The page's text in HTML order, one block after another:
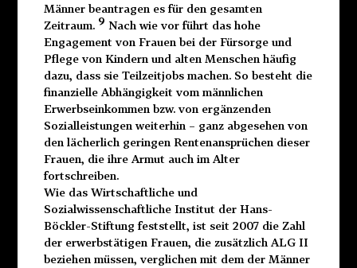
Männer beantragen es für den gesamten
Zeitraum. 9 Nach wie vor führt das hohe
Engagement von Frauen bei der Fürsorge und
Pflege von Kindern und alten Menschen häufig
dazu, dass sie Teilzeitjobs machen. So besteht die
finanzielle Abhängigkeit vom männlichen
Erwerbseinkommen bzw. von ergänzenden
Sozialleistungen weiterhin – ganz abgesehen von
den lächerlich geringen Rentenansprüchen dieser
Frauen, die ihre Armut auch im Alter
fortschreiben.
Wie das Wirtschaftliche und
Sozialwissenschaftliche Institut der Hans-
Böckler-Stiftung feststellt, ist seit 2007 die Zahl
der erwerbstätigen Frauen, die zusätzlich ALG II
beziehen müssen, verglichen mit dem der Männer